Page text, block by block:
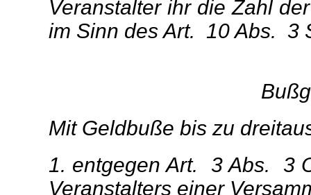
Veranstalter ihr die Zahl
im Sinn des Art. 10 Abs. 3
Mit Geldbuße bis zu
1. entgegen Art. 3 Abs. 3
Veranstalters einer